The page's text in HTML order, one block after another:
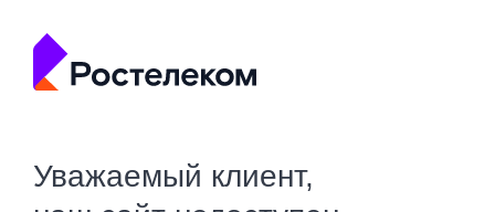
Уважаемый клиент,